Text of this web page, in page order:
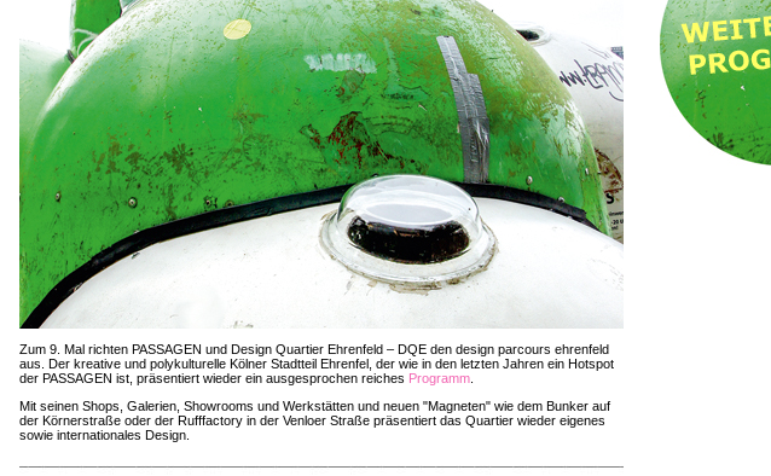
Zum 9. Mal richten PASSAGEN und Design Quartier Ehrenfeld – DQE den design parcours ehrenfeld
aus. Der kreative und polykulturelle Kölner Stadtteil Ehrenfel, der wie in den letzten Jahren ein Hotspot
der PASSAGEN ist, präsentiert wieder ein ausgesprochen reiches Programm
Mit seinen Shops, Galerien, Showrooms und Werkstätten und neuen "Magneten" wie dem Bunker auf
der Körnerstraße oder der Rufffactory in der Venloer Straße präsentiert das Quartier wieder eigenes
sowie internationales Design.